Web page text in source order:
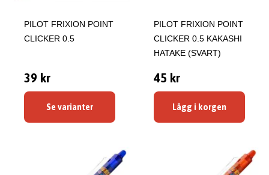
PILOT FRIXION POINT
CLICKER 0.5
39 kr
Se varianter
PILOT FRIXION POINT
CLICKER 0.5 KAKASHI
HATAKE (SVART)
45 kr
Lägg i korgen